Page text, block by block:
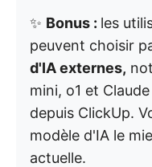
✨ Bonus : les
peuvent choisir
d'IA externes,
mini, o1 et
depuis ClickUp.
modèle d'IA le
actuelle.